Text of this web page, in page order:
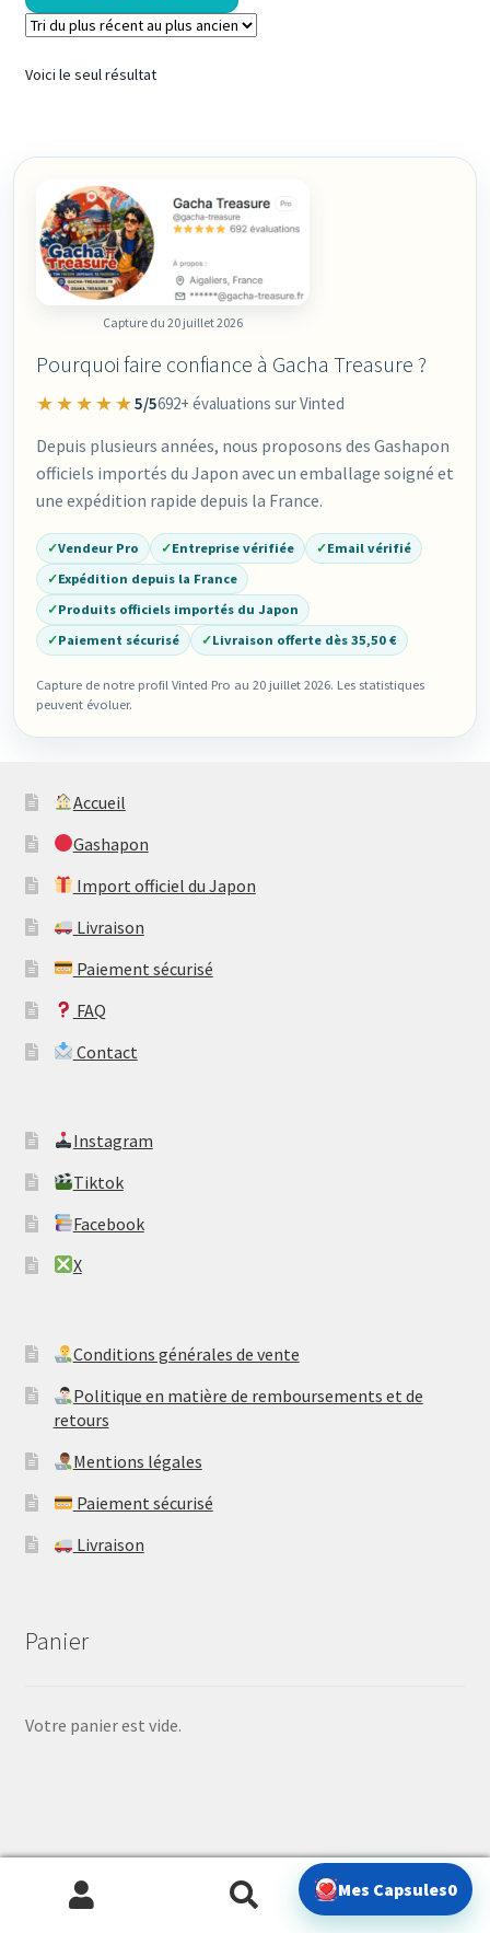
Voici le seul résultat
Pourquoi faire confiance à Gacha Treasure ?
★★★★★5/5692+ évaluations sur Vinted
Depuis plusieurs années, nous proposons des Gashapon
officiels importés du Japon avec un emballage soigné et
une expédition rapide depuis la France.
✓Vendeur Pro ✓Entreprise vérifiée ✓Email vérifié
✓Expédition depuis la France
✓Produits officiels importés du Japon
✓Paiement sécurisé ✓Livraison offerte dès 35,50 €
Capture de notre profil Vinted Pro au 20 juillet 2026. Les statistiques
peuvent évoluer.
Capture du 20 juillet 2026
Accueil
Gashapon
Import officiel du Japon
Livraison
Paiement sécurisé
FAQ
Contact
​Instagram
​Tiktok
​Facebook
​X
​Conditions générales de vente
​Politique en matière de remboursements et de
retours
Mentions légales
Paiement sécurisé
Livraison
Panier
Votre panier est vide.
© Gacha Treasure 2026
Politique de confidentialité
Built with WooCommerce.
Recherche
Recherche
0
Mes Capsules0